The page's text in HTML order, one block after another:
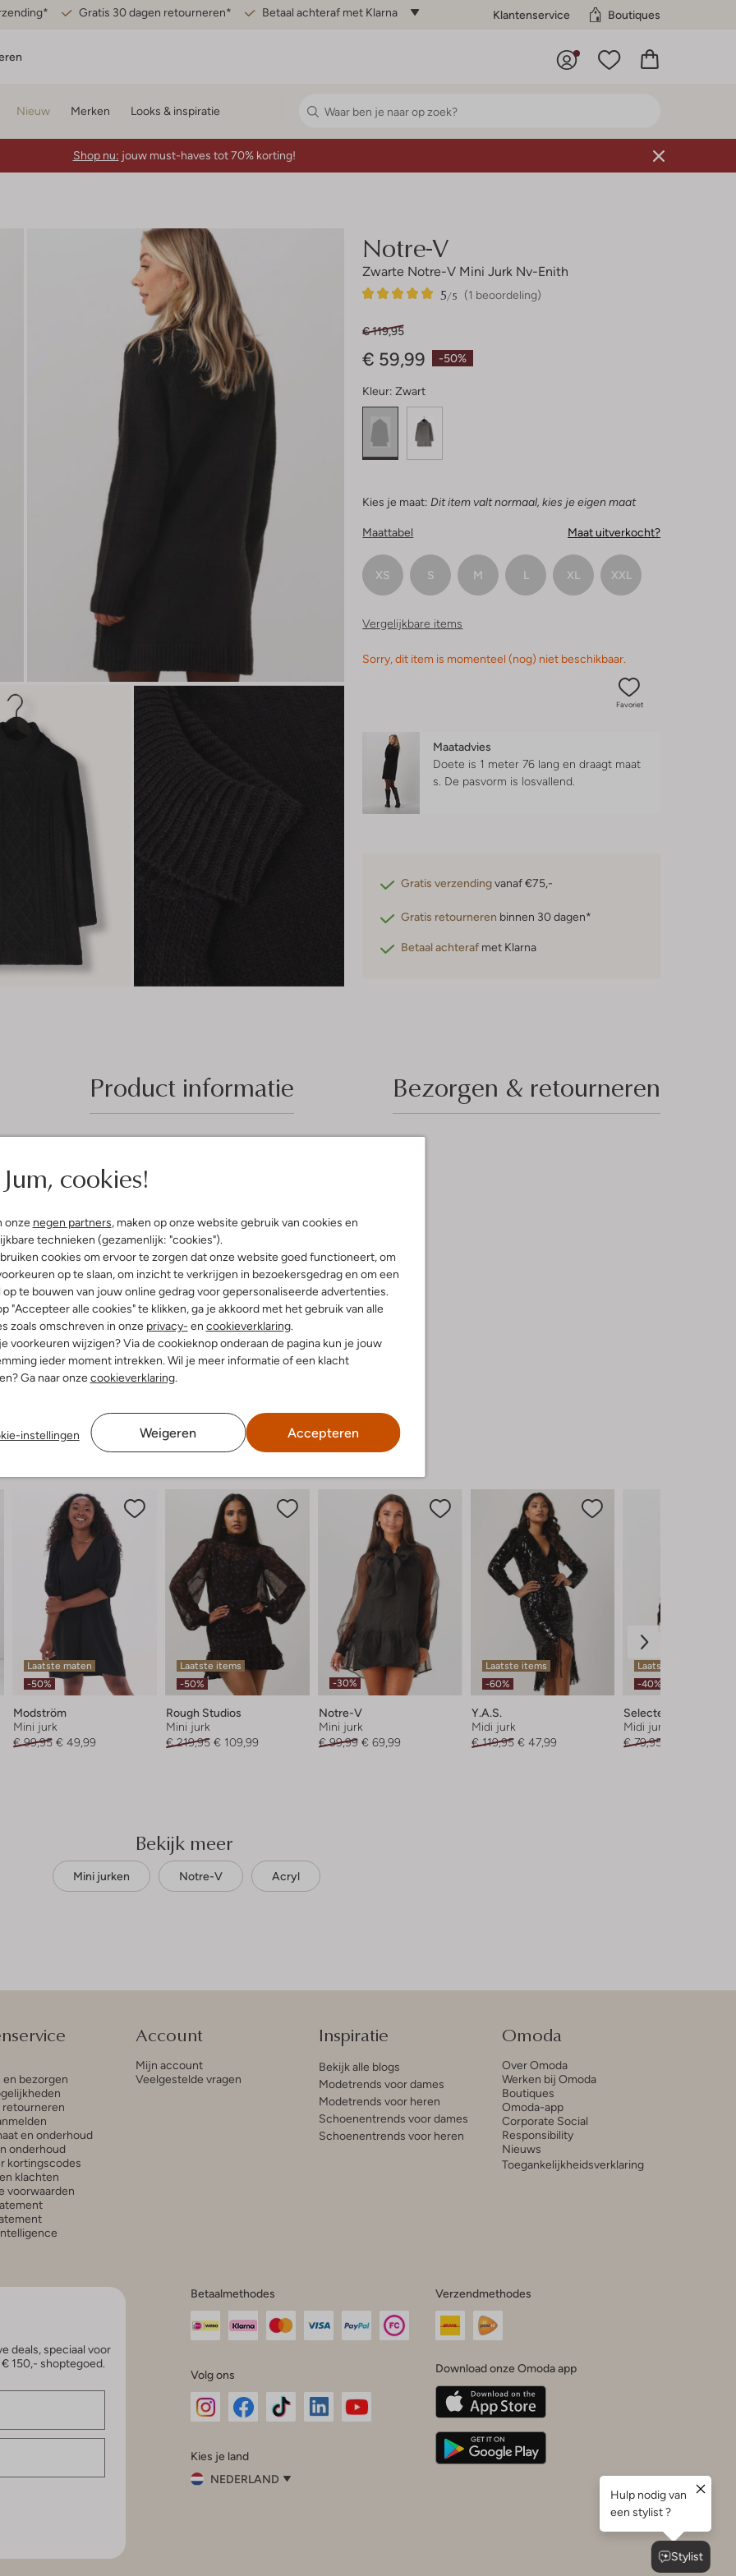
Gratis 30 dagen retourneren* Betaal achteraf met Klarna Klantenservice Boutiques
Jum, cookies!
onze negen partners, maken op onze website gebruik van cookies en
technieken (gezamenlijk: "cookies").
cookies om ervoor te zorgen dat onze website goed functioneert, om
op te slaan, om inzicht te verkrijgen in bezoekersgedrag en om een
op te bouwen van jouw online gedrag voor gepersonaliseerde advertenties.
"Accepteer alle cookies" te klikken, ga je akkoord met het gebruik van alle
zoals omschreven in onze privacy- en cookieverklaring.
voorkeuren wijzigen? Via de cookieknop onderaan de pagina kun je jouw
ieder moment intrekken. Wil je meer informatie of een klacht
Ga naar onzecookieverklaring.
instellingen Weigeren Accepteren
Nieuw Merken Looks & inspiratie
Shop nu: jouw must-haves tot 70% korting!
Notre-V
Zwarte Notre-V Mini Jurk Nv-Enith
(1 beoordeling)
5/5
1
5
-50%
€ 119,95
€ 59,99
Kleur: Zwart
Kies je maat: Dit item valt normaal, kies je eigen maat
Maattabel Maat uitverkocht?
XS S M L XL XXL
Vergelijkbare items
Sorry, dit item is momenteel (nog) niet beschikbaar.
Favoriet
Maatadvies
Doete is 1 meter 76 lang en draagt maat
s. De pasvorm is losvallend
Gratis verzendingvanaf €75,-
Gratis retourneren binnen 30 dagen*
Betaal achteraf met Klarna
Product informatie Bezorgen & retourneren
Laatste maten
-50%
Modström
Mini jurk
€ 99,95 € 49,99
Laatste items
-50%
Rough Studios
Mini jurk
€ 219,95 € 109,99
-30%
Notre-V
Mini jurk
€ 99,99 € 69,99
Laatste items
-60%
Y.a.s.
Midi jurk
€ 119,95 € 47,99
Laatste item
-40%
Selected Women
Midi jurk
€ 79,95
Bekijk meer
Mini jurken Notre-V Acryl
en bezorgen
retourneren
en onderhoud
onderhoud
kortingscodes
klachten
voorwaarden
Account
Mijn account
Veelgestelde vragen
Inspiratie
Bekijk alle blogs
Modetrends voor dames
Modetrends voor heren
Schoenentrends voor dames
Schoenentrends voor heren
Omoda
Over Omoda
Werken bij Omoda
Boutiques
Omoda-app
Corporate Social
Responsibility
Nieuws
Toegankelijkheidsverklaring
deals, speciaal voor
150,- shoptegoed.
Betaalmethodes
Volg ons
InstagramFacebook
Kies je land
NEDERLAND
Verzendmethodes
Download onze Omoda app